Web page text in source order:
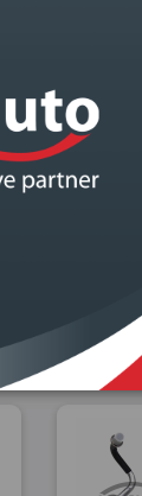
Pesquisar: